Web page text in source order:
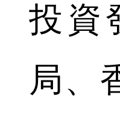
投資
局、